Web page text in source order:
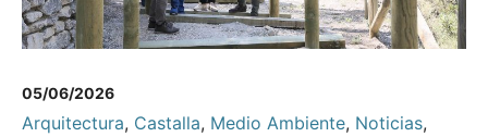
05/06/2026
Arquitectura, Castalla, Medio Ambiente, Noticias,